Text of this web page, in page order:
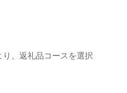
、返礼品コースを選択